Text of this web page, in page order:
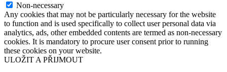
Non-necessary
Any cookies that may not be particularly necessary for the website
to function and is used specifically to collect user personal data via
analytics, ads, other embedded contents are termed as non-necessary
cookies. It is mandatory to procure user consent prior to running
these cookies on your website.
ULOŽIT A PŘIJMOUT